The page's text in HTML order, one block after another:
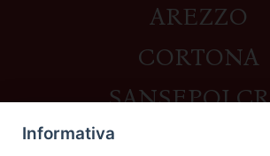
AREZZO
CORTONA
Informativa